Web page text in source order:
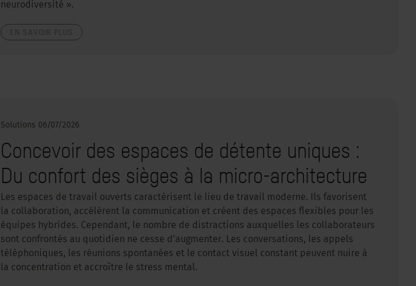
neurodiversité ».
Solutions 06/07/2026
Concevoir des espaces de détente uniques :
Du confort des sièges à la micro-architecture
Les espaces de travail ouverts caractérisent le lieu de travail moderne. Ils favorisent
la collaboration, accélèrent la communication et créent des espaces flexibles pour les
équipes hybrides. Cependant, le nombre de distractions auxquelles les collaborateurs
sont confrontés au quotidien ne cesse d’augmenter. Les conversations, les appels
téléphoniques, les réunions spontanées et le contact visuel constant peuvent nuire à
la concentration et accroître le stress mental.